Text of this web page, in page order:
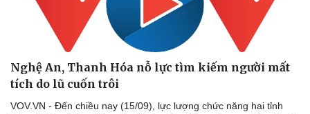
Nghệ An, Thanh Hóa nỗ lực tìm kiếm người mất
tích do lũ cuốn trôi
VOV.VN - Đến chiều nay (15/09), lực lượng chức năng hai tỉnh